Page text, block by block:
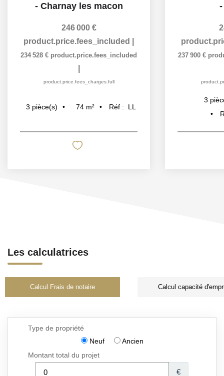
- Charnay les macon
246 000 €
product.price.fees_included
234 528 € product.price.fees_included
product.price.fees_charges.full
3 pièce(s) 74 m² Réf : LL
237 900 €
3
Les calculatrices
Calcul Frais de notaire Calcul capacité